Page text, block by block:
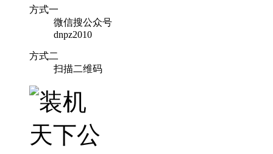
方式一
微信搜公众号
dnpz2010
方式二
扫描二维码